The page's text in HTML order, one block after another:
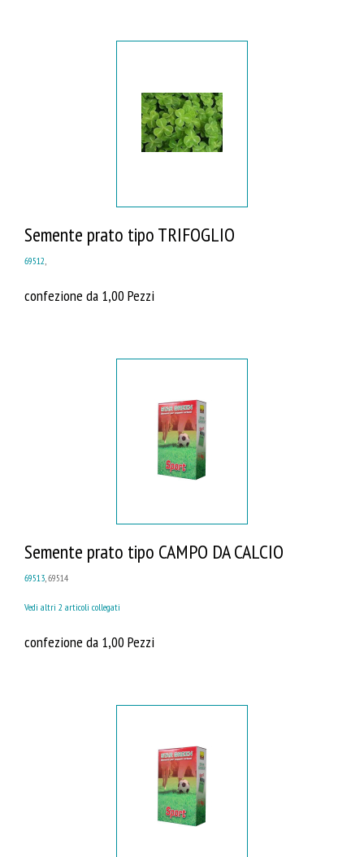
Semente prato tipo TRIFOGLIO
69512
confezione da 1,00 Pezzi
Semente prato tipo CAMPO DA CALCIO
69513, 69514
Vedi altri 2 articoli collegati
confezione da 1,00 Pezzi